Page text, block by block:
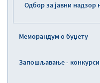
Одбор за јавни
Меморандум о буџету
Запошљавање - конкурси